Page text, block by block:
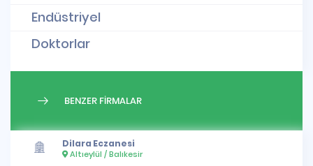
Endüstriyel
Doktorlar
BENZER FİRMALAR
Dilara Eczanesi
Altıeylül / Balıkesir